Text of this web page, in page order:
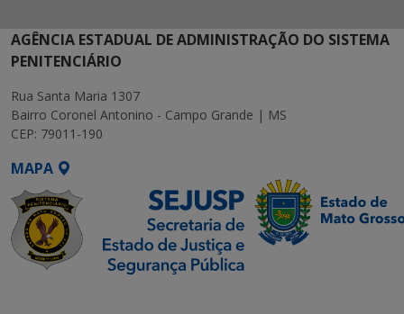
AGÊNCIA ESTADUAL DE ADMINISTRAÇÃO DO SISTEMA
PENITENCIÁRIO
Rua Santa Maria 1307
Bairro Coronel Antonino - Campo Grande | MS
CEP: 79011-190
MAPA